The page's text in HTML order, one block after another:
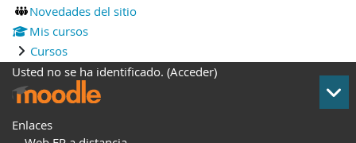
Novedades del sitio
Mis cursos
Cursos
Usted no se ha identificado. (Acceder)
Enlaces